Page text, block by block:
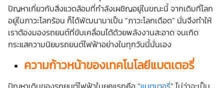
ปัญหาเกี่ยวกับสิ่งแวดล้อมที่กำลังเผชิญอยู่ในขณะนี้ จากเดิมที่โลก
อยู่ในภาวะโลกร้อน ก็ได้พัฒนามาเป็น “ภาวะโลกเดือด” นั่นจึงทำให้
เราต้องมองรถยนต์ที่ขับเคลื่อนได้ด้วยพลังงานสะอาด จนเกิด
กระแสความนิยมรถยนต์ไฟฟ้าอย่างในทุกวันนี้นั่นเอง
ความก้าวหน้าของเทคโนโลยีแบตเตอรี่